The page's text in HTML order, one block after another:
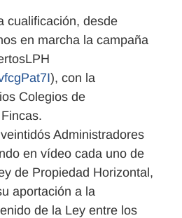
cualificación, desde
en marcha la campaña
), con la
Colegios de
Administradores
en vídeo cada uno de
de Propiedad Horizontal,
aportación a la
de la Ley entre los